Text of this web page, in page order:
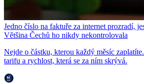
Jedno číslo na faktuře za internet prozradí,
Většina Čechů ho nikdy nekontrolovala
Nejde o částku, kterou každý měsíc
tarifu a rychlost, která se za ním skrývá.